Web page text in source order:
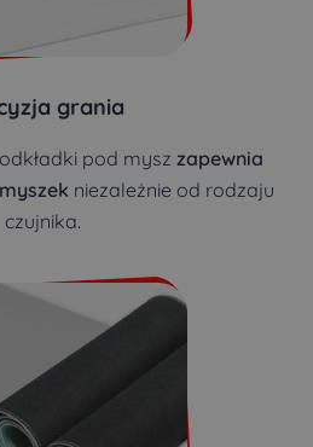
grania
pod mysz zapewnia
niezależnie od rodzaju
czujnika.